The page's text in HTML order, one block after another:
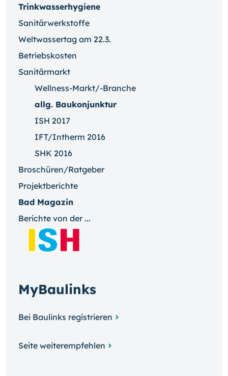
Trinkwasserhygiene
Sanitärwerkstoffe
Weltwassertag am 22.3.
Betriebskosten
Sanitärmarkt
Wellness-Markt/-Branche
allg. Baukonjunktur
ISH 2017
IFT/Intherm 2016
SHK 2016
Broschüren/Ratgeber
Projektberichte
Bad Magazin
Berichte von der ...
MyBaulinks
Bei Baulinks registrieren
Seite weiterempfehlen